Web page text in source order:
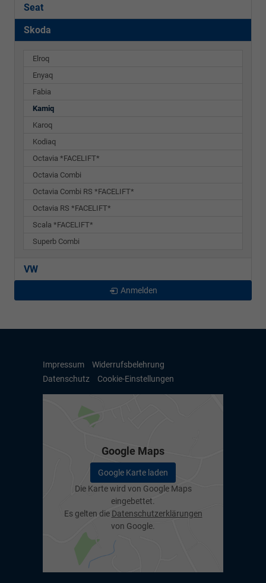
Seat
Skoda
Elroq
Enyaq
Fabia
Kamiq
Karoq
Kodiaq
Octavia *FACELIFT*
Octavia Combi
Octavia Combi RS *FACELIFT*
Octavia RS *FACELIFT*
Scala *FACELIFT*
Superb Combi
VW
Anmelden
Impressum
Widerrufsbelehrung
Datenschutz
Cookie-Einstellungen
Google Maps
Google Karte laden
Die Karte wird von Google Maps
eingebettet.
Es gelten die Datenschutzerklärungen
von Google.